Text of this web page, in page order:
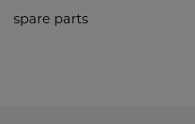
spare parts